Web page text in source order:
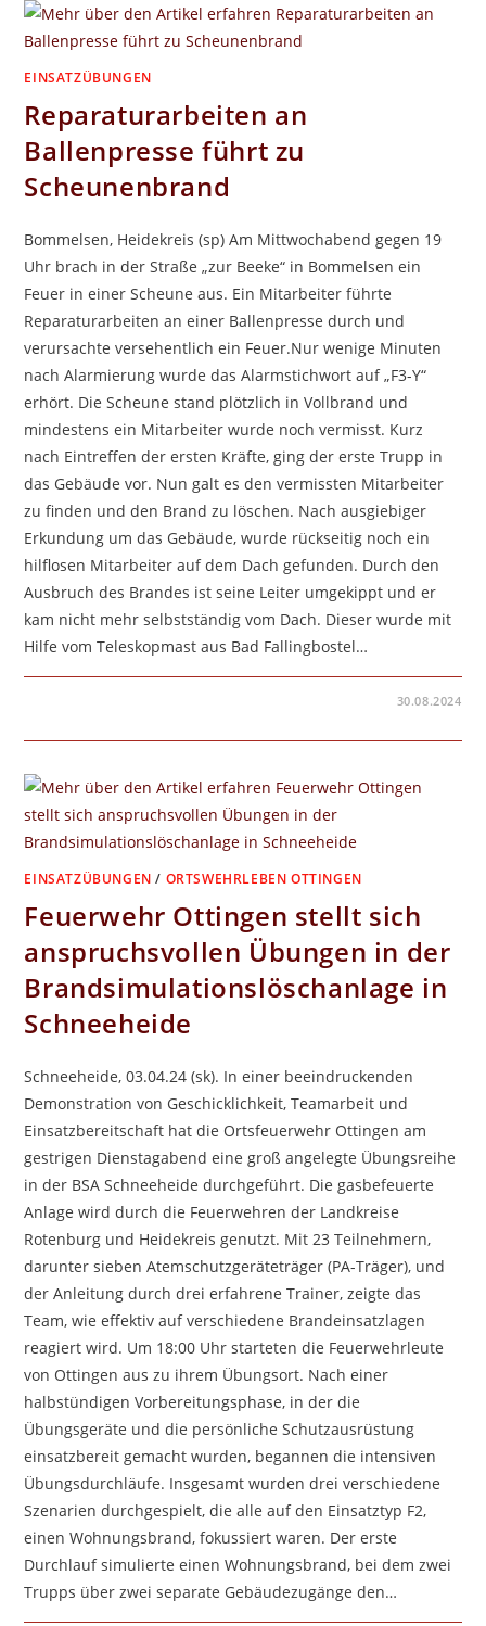
ALD- U
ND K
ELLERBRAND
EINSATZÜBUNGEN
Reparaturarbeiten an
Ballenpresse führt zu
Scheunenbrand
Bommelsen, Heidekreis (sp) Am Mittwochabend gegen 19
Uhr brach in der Straße „zur Beeke“ in Bommelsen ein
Feuer in einer Scheune aus. Ein Mitarbeiter führte
Reparaturarbeiten an einer Ballenpresse durch und
verursachte versehentlich ein Feuer.Nur wenige Minuten
nach Alarmierung wurde das Alarmstichwort auf „F3-Y“
erhört. Die Scheune stand plötzlich in Vollbrand und
mindestens ein Mitarbeiter wurde noch vermisst. Kurz
nach Eintreffen der ersten Kräfte, ging der erste Trupp in
das Gebäude vor. Nun galt es den vermissten Mitarbeiter
zu finden und den Brand zu löschen. Nach ausgiebiger
Erkundung um das Gebäude, wurde rückseitig noch ein
hilflosen Mitarbeiter auf dem Dach gefunden. Durch den
Ausbruch des Brandes ist seine Leiter umgekippt und er
kam nicht mehr selbstständig vom Dach. Dieser wurde mit
Hilfe vom Teleskopmast aus Bad Fallingbostel…
BALLENPRESSE
SCHEUNENBRAND
30.08.2024
EINSATZÜBUNGEN / ORTSWEHRLEBEN OTTINGEN
Feuerwehr Ottingen stellt sich
anspruchsvollen Übungen in der
Brandsimulationslöschanlage in
Schneeheide
Schneeheide, 03.04.24 (sk). In einer beeindruckenden
Demonstration von Geschicklichkeit, Teamarbeit und
Einsatzbereitschaft hat die Ortsfeuerwehr Ottingen am
gestrigen Dienstagabend eine groß angelegte Übungsreihe
in der BSA Schneeheide durchgeführt. Die gasbefeuerte
Anlage wird durch die Feuerwehren der Landkreise
Rotenburg und Heidekreis genutzt. Mit 23 Teilnehmern,
darunter sieben Atemschutzgeräteträger (PA-Träger), und
der Anleitung durch drei erfahrene Trainer, zeigte das
Team, wie effektiv auf verschiedene Brandeinsatzlagen
reagiert wird. Um 18:00 Uhr starteten die Feuerwehrleute
von Ottingen aus zu ihrem Übungsort. Nach einer
halbstündigen Vorbereitungsphase, in der die
Übungsgeräte und die persönliche Schutzausrüstung
einsatzbereit gemacht wurden, begannen die intensiven
Übungsdurchläufe. Insgesamt wurden drei verschiedene
Szenarien durchgespielt, die alle auf den Einsatztyp F2,
einen Wohnungsbrand, fokussiert waren. Der erste
Durchlauf simulierte einen Wohnungsbrand, bei dem zwei
Trupps über zwei separate Gebäudezugänge den…